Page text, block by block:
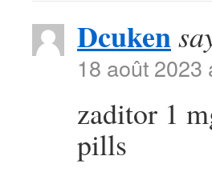
Dcuken
18 août 2023
zaditor 1
pills